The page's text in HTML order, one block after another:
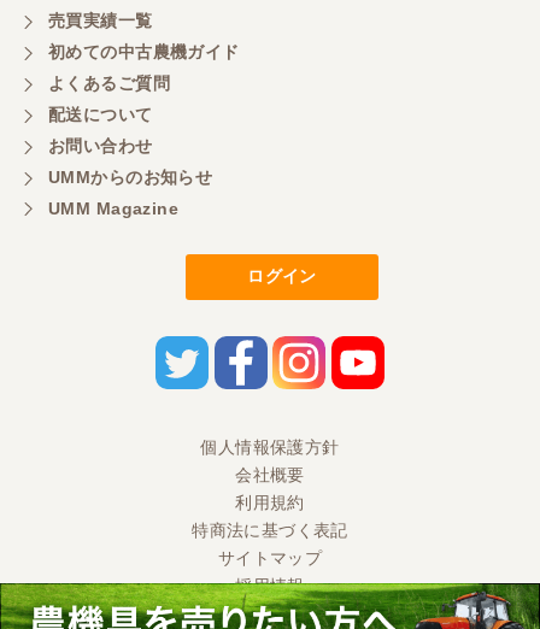
売買実績一覧
初めての中古農機ガイド
よくあるご質問
配送について
お問い合わせ
UMMからのお知らせ
UMM Magazine
ログイン
個人情報保護方針
会社概要
利用規約
特商法に基づく表記
サイトマップ
採用情報